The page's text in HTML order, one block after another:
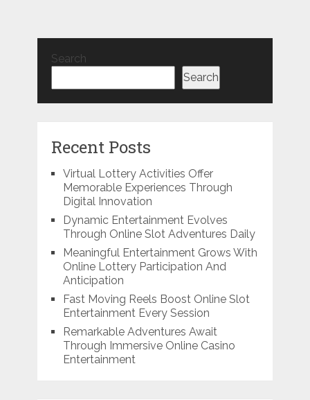
Search
Search
Recent Posts
Virtual Lottery Activities Offer
Memorable Experiences Through
Digital Innovation
Dynamic Entertainment Evolves
Through Online Slot Adventures Daily
Meaningful Entertainment Grows With
Online Lottery Participation And
Anticipation
Fast Moving Reels Boost Online Slot
Entertainment Every Session
Remarkable Adventures Await
Through Immersive Online Casino
Entertainment